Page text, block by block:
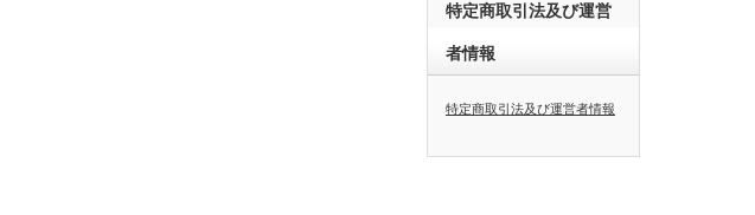
特定商取引法及び運営
者情報
特定商取引法及び運営者情報